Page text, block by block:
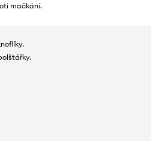
mačkání.